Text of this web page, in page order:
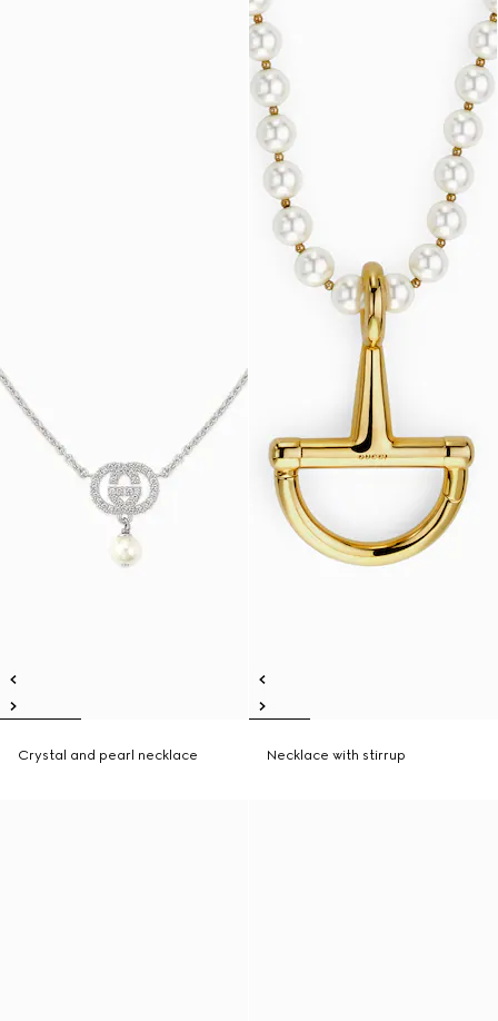
Crystal and pearl necklace Necklace with stirrup